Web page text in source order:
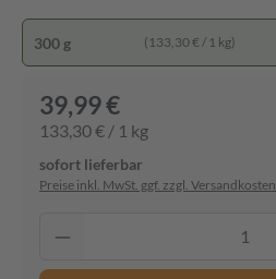
300 g (133,30 € / 1 kg)
39,99 €
133,30 € / 1 kg
sofort lieferbar
Preise inkl. MwSt. ggf. zzgl. Versandkosten